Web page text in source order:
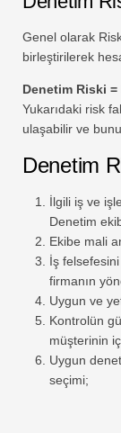
Genel olarak
birleştirilerek
Denetim Riski
Yukarıdaki risk
ulaşabilir ve
Denetim
İlgili iş ve
Denetim
Ekibe mali
İş
firmanın
Uygun ve
Kontrolün
müşterinin
Uygun
seçimi;